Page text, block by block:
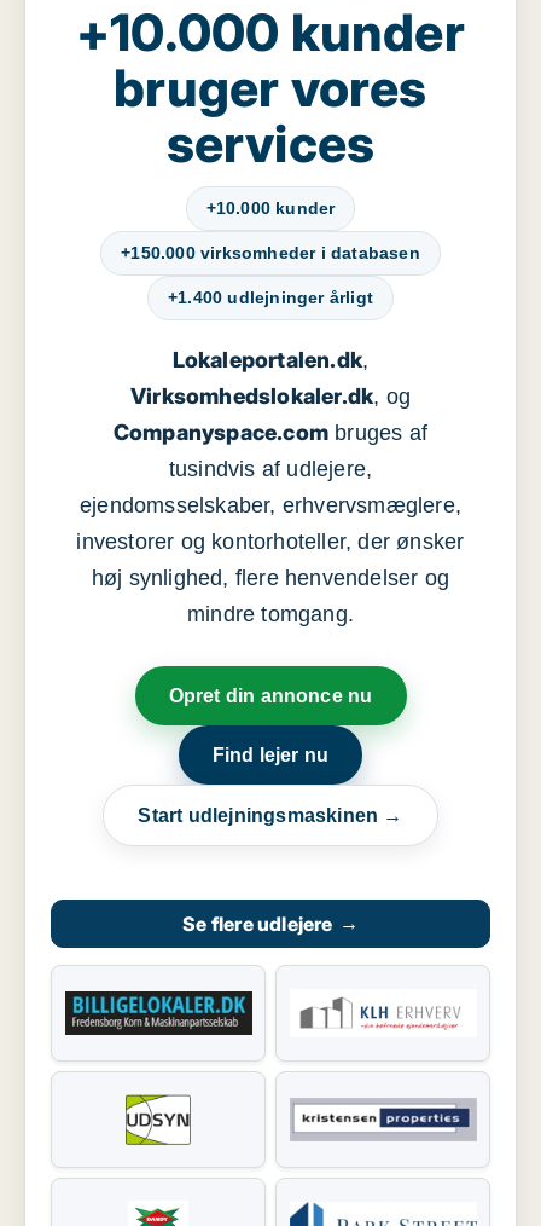
+10.000 kunder
bruger vores
services
+10.000 kunder
+150.000 virksomheder i databasen
+1.400 udlejninger årligt
Lokaleportalen.dk,
Virksomhedslokaler.dk, og
Companyspace.com bruges af
tusindvis af udlejere,
ejendomsselskaber, erhvervsmæglere,
investorer og kontorhoteller, der ønsker
høj synlighed, flere henvendelser og
mindre tomgang.
Opret din annonce nu
Find lejer nu
Start udlejningsmaskinen →
Se flere udlejere →